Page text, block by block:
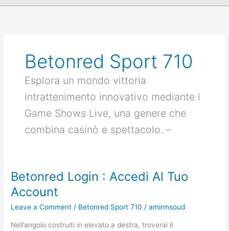
Betonred Sport 710
Esplora un mondo vittoria
intrattenimento innovativo mediante i
Game Shows Live, una genere che
combina casinò e spettacolo. –
Betonred Login : Accedi Al Tuo
Account
Leave a Comment / Betonred Sport 710 /amirmsoud
Nell’angolo costruiti in elevato a destra, troverai il
Betonred
Login
:
Accedi